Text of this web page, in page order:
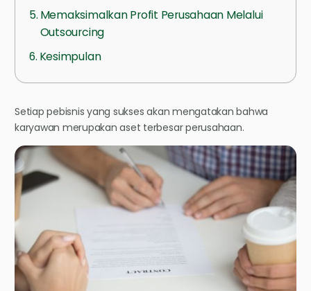
Memaksimalkan Profit Perusahaan Melalui
Outsourcing
Kesimpulan
Setiap pebisnis yang sukses akan mengatakan bahwa
karyawan merupakan aset terbesar perusahaan.